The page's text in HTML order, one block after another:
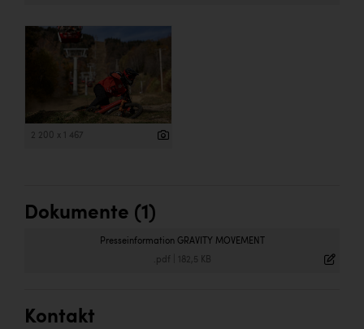
2 200 x 1 467
Dokumente (1)
Presseinformation GRAVITY MOVEMENT
.pdf 182,5 KB
Kontakt